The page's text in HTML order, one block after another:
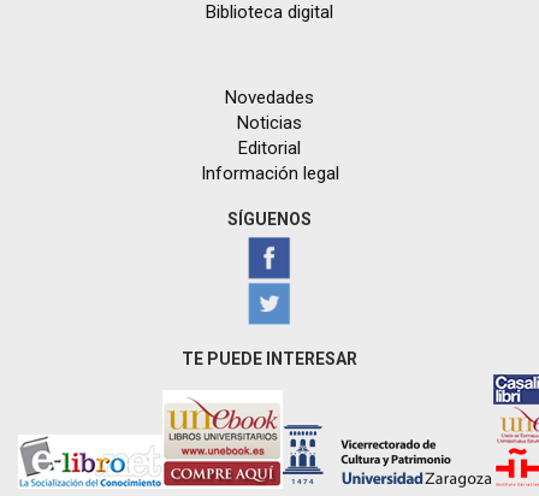
Biblioteca digital
Novedades
Noticias
Editorial
Información legal
SÍGUENOS
TE PUEDE INTERESAR